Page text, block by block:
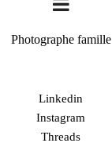
Photographe famille
Linkedin
Instagram
Threads